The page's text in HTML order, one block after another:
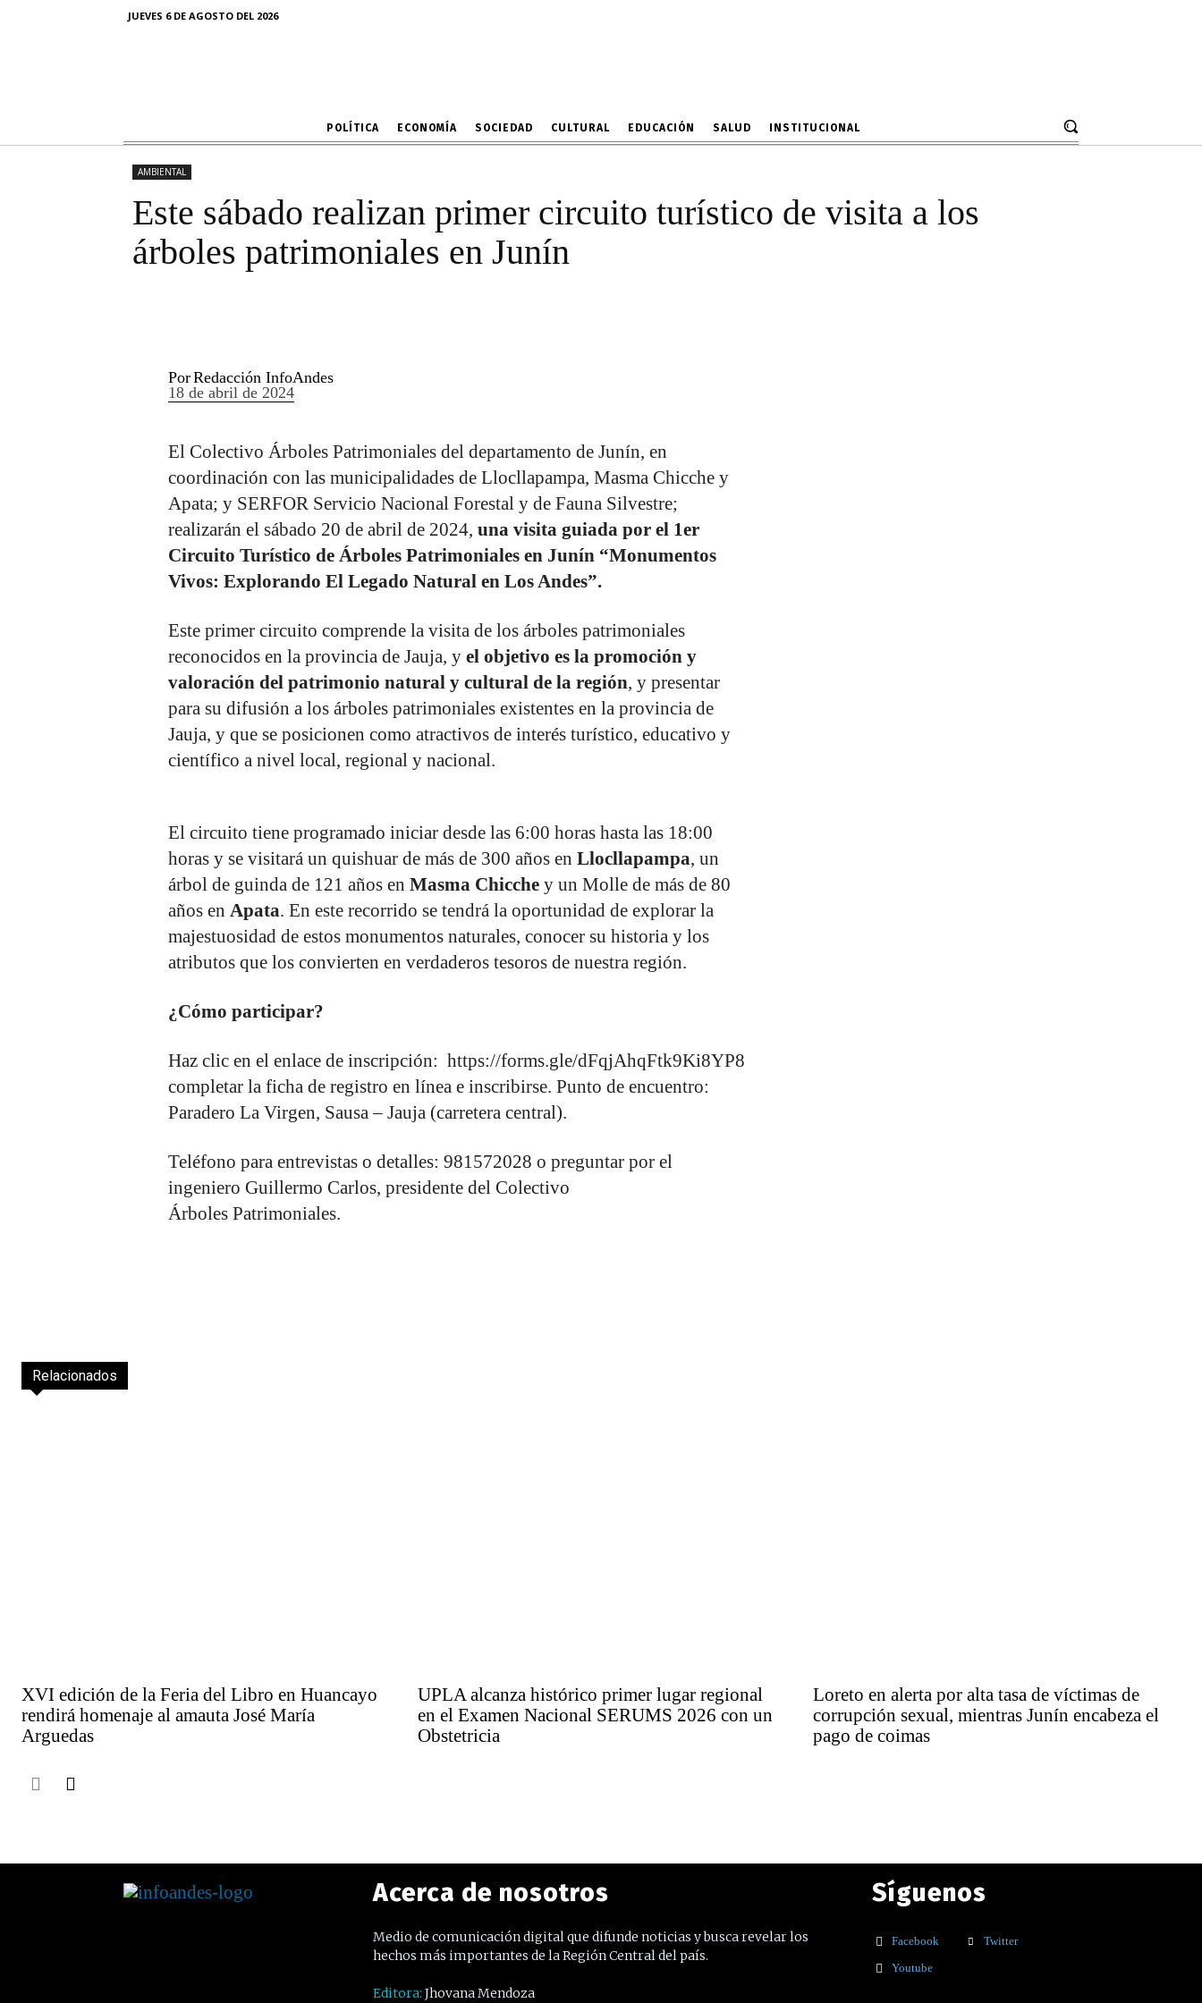
JUEVES 6 DE AGOSTO DEL 2026
POLÍTICA ECONOMÍA SOCIEDAD CULTURAL EDUCACIÓN SALUD INSTITUCIONAL
Este sábado realizan primer circuito turístico de
AMBIENTAL
Este sábado realizan primer circuito turístico de visita a los
árboles patrimoniales en Junín
PorRedacción InfoAndes
18 de abril de 2024
El Colectivo Árboles Patrimoniales del departamento de Junín, en
coordinación con las municipalidades de Llocllapampa, Masma Chicche y
Apata; y SERFOR Servicio Nacional Forestal y de Fauna Silvestre;
realizarán el sábado 20 de abril de 2024, una visita guiada por el 1er
Circuito Turístico de Árboles Patrimoniales en Junín “Monumentos
Vivos: Explorando El Legado Natural en Los Andes”.
Este primer circuito comprende la visita de los árboles patrimoniales
reconocidos en la provincia de Jauja, y el objetivo es la promoción y
valoración del patrimonio natural y cultural de la región, y presentar
para su difusión a los árboles patrimoniales existentes en la provincia de
Jauja, y que se posicionen como atractivos de interés turístico, educativo y
científico a nivel local, regional y nacional.
El circuito tiene programado iniciar desde las 6:00 horas hasta las 18:00
horas y se visitará un quishuar de más de 300 años en Llocllapampa, un
árbol de guinda de 121 años en Masma Chicche y un Molle de más de 80
años en Apata. En este recorrido se tendrá la oportunidad de explorar la
majestuosidad de estos monumentos naturales, conocer su historia y los
atributos que los convierten en verdaderos tesoros de nuestra región.
¿Cómo participar?
Haz clic en el enlace de inscripción: https://forms.gle/dFqjAhqFtk9Ki8YP8
completar la ficha de registro en línea e inscribirse. Punto de encuentro:
Paradero La Virgen, Sausa – Jauja (carretera central).
Teléfono para entrevistas o detalles: 981572028 o preguntar por el
ingeniero Guillermo Carlos, presidente del Colectivo
Árboles Patrimoniales.
Relacionados
XVI edición de la Feria del Libro en Huancayo
rendirá homenaje al amauta José María
Arguedas
UPLA alcanza histórico primer lugar regional
en el Examen Nacional SERUMS 2026 con un
Obstetricia
Loreto en alerta por alta tasa de víctimas de
corrupción sexual, mientras Junín encabeza el
pago de coimas
Acerca de nosotros
Medio de comunicación digital que difunde noticias y busca revelar los
hechos más importantes de la Región Central del país.
Editora: Jhovana Mendoza
Síguenos
Facebook
Twitter
Youtube